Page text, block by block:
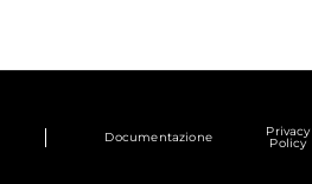
Documentazione Privacy
Policy